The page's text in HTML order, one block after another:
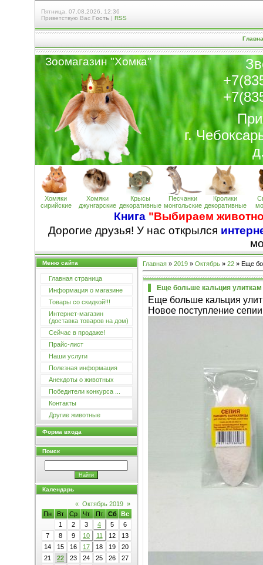
Пятница, 07.08.2026, 12:36
Приветствую Вас Гость| RSS
Зоомагазин "Хомка"
г.
Хомяки
сирийские
Хомяки
джунгарские
Крысы
декоративные
Песчанки
монгольские
Кролики
декоративные
Книга "Выбираем
Дорогие друзья! У нас открылся
Меню сайта
Главная страница
Информация о магазине
Товары со скидкой!!!
Интернет-магазин
(доставка товаров на дом)
Сейчас в продаже!
Прайс-лист
Наши услуги
Полезная информация
Анекдоты о животных
Победители конкурса ...
Контакты
Другие животные
Форма входа
Поиск
Календарь
« Октябрь 2019 »
Пн
Вт Ср Чт Пт Сб
Вс
1
2 3 4 5
6
7
8 9 10 11 12
13
14
15 16 17 18 19
20
21
22 23 24 25 26
27
Главная» 2019 » Октябрь » 22» Еще
Еще больше кальция
Еще больше кальция
Новое поступление